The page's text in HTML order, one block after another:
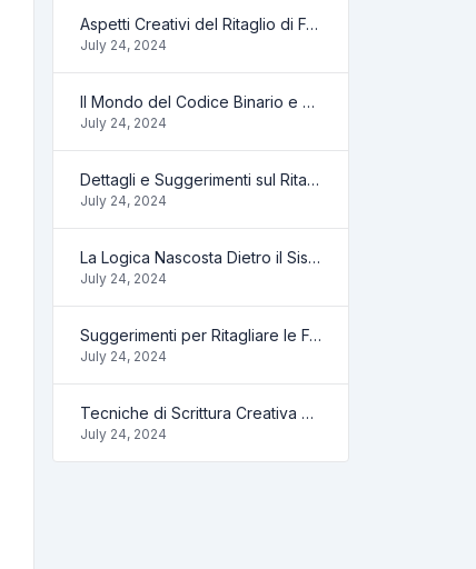
Aspetti Creativi del Ritaglio di Foto Online
July 24, 2024
Il Mondo del Codice Binario e Cosa Puoi Fare
July 24, 2024
Dettagli e Suggerimenti sul Ritaglio Delle Foto
July 24, 2024
La Logica Nascosta Dietro il Sistema Binario
July 24, 2024
Suggerimenti per Ritagliare le Foto Online
July 24, 2024
Tecniche di Scrittura Creativa con Contaparole
July 24, 2024